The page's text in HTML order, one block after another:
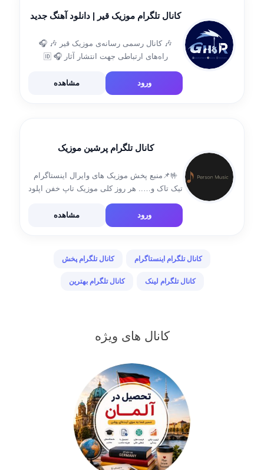
کانال تلگرام موزیک قیر | دانلود آهنگ جدید
🎶 کانال رسمی رسانه‌ی موزیک قیر 🎶 🎧
راه‌های ارتباطی جهت انتشار آثار 🎧 🆔
https://musicghir1.ir/ instagr.am/musicghir1.ir
موزیک قیر ~ قدیمی ترین رسانه موزیک
ورود مشاهده
کانال تلگرام پرشین موزیک
🤟📌منبع پخش موزیک های وایرال اینستاگرام
تیک تاک و….. هر روز کلی موزیک تاپ خفن اپلود
لینک کانال : https://t.me/pershmusic
ورود مشاهده
کانال تلگرام اینستاگرام کانال تلگرام پخش
کانال تلگرام لینک کانال تلگرام بهترین
کانال های ویژه